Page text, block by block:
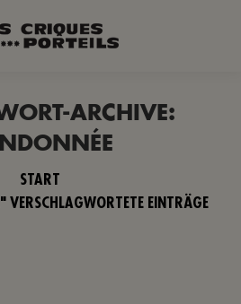
ARCHIVE:
START
EINTRÄGE